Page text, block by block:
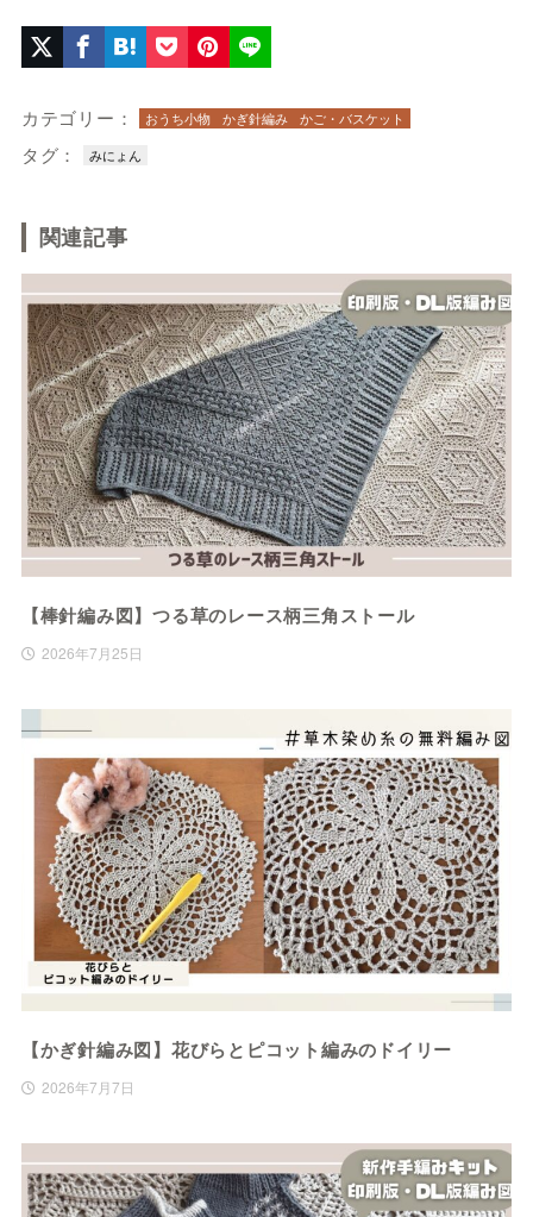
カテゴリー： おうち小物 かぎ針編み かご・バスケット
タグ： みにょん
関連記事
【棒針編み図】つる草のレース柄三角ストール
2026年7月25日
【かぎ針編み図】花びらとピコット編みのドイリー
2026年7月7日